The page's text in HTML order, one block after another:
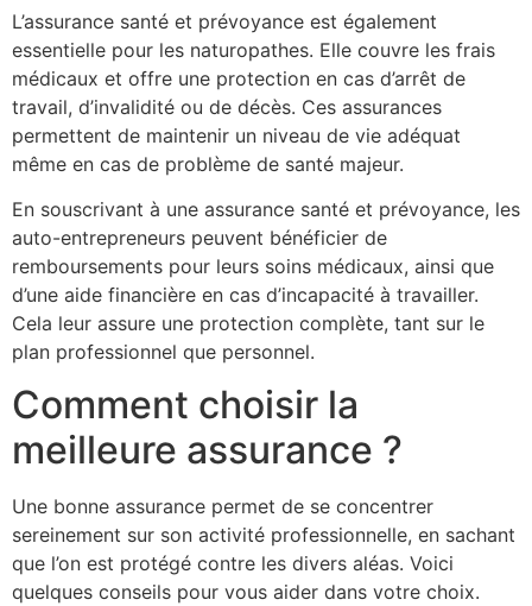
L’assurance santé et prévoyance est également
essentielle pour les naturopathes. Elle couvre les frais
médicaux et offre une protection en cas d’arrêt de
travail, d’invalidité ou de décès. Ces assurances
permettent de maintenir un niveau de vie adéquat
même en cas de problème de santé majeur.
En souscrivant à une assurance santé et prévoyance, les
auto-entrepreneurs peuvent bénéficier de
remboursements pour leurs soins médicaux, ainsi que
d’une aide financière en cas d’incapacité à travailler.
Cela leur assure une protection complète, tant sur le
plan professionnel que personnel.
Comment choisir la
meilleure assurance ?
Une bonne assurance permet de se concentrer
sereinement sur son activité professionnelle, en sachant
que l’on est protégé contre les divers aléas. Voici
quelques conseils pour vous aider dans votre choix.